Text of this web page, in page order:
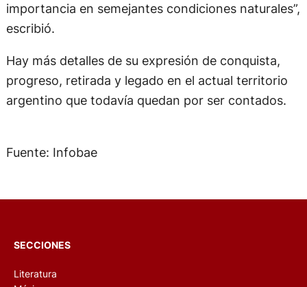
importancia en semejantes condiciones naturales”,
escribió.
Hay más detalles de su expresión de conquista,
progreso, retirada y legado en el actual territorio
argentino que todavía quedan por ser contados.
Fuente: Infobae
SECCIONES
Literatura